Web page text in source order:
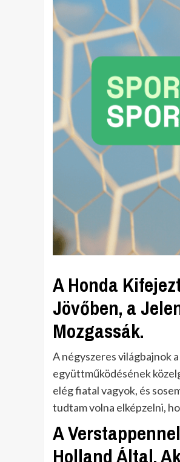
A Honda
Jövőben, a
Mozgassák.
A négyszeres világbajnok
együttműködésének
elég fiatal vagyok, és
tudtam volna elképzelni,
A
Holland Által,